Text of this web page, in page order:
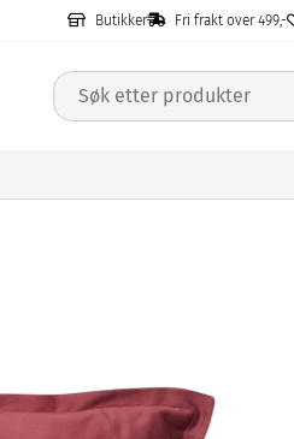
Butikker Fri frakt over 499,-